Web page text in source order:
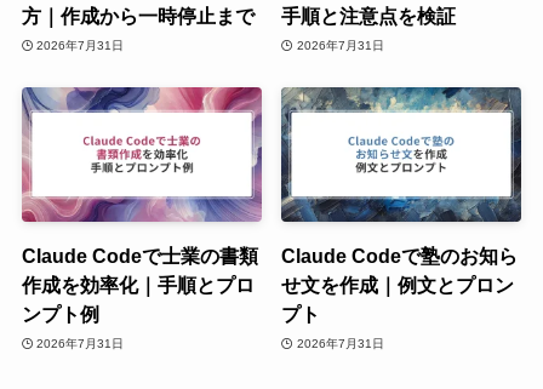
方｜作成から一時停止まで
2026年7月31日
手順と注意点を検証
2026年7月31日
Claude Codeで士業の書類
作成を効率化｜手順とプロ
ンプト例
2026年7月31日
Claude Codeで塾のお知ら
せ文を作成｜例文とプロン
プト
2026年7月31日